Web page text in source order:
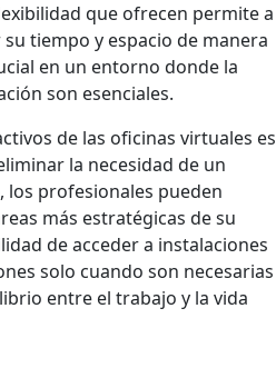
que ofrecen permite a
tiempo y espacio de manera
en un entorno donde la
son esenciales.
de las oficinas virtuales es
la necesidad de un
los profesionales pueden
más estratégicas de su
de acceder a instalaciones
solo cuando son necesarias
entre el trabajo y la vida